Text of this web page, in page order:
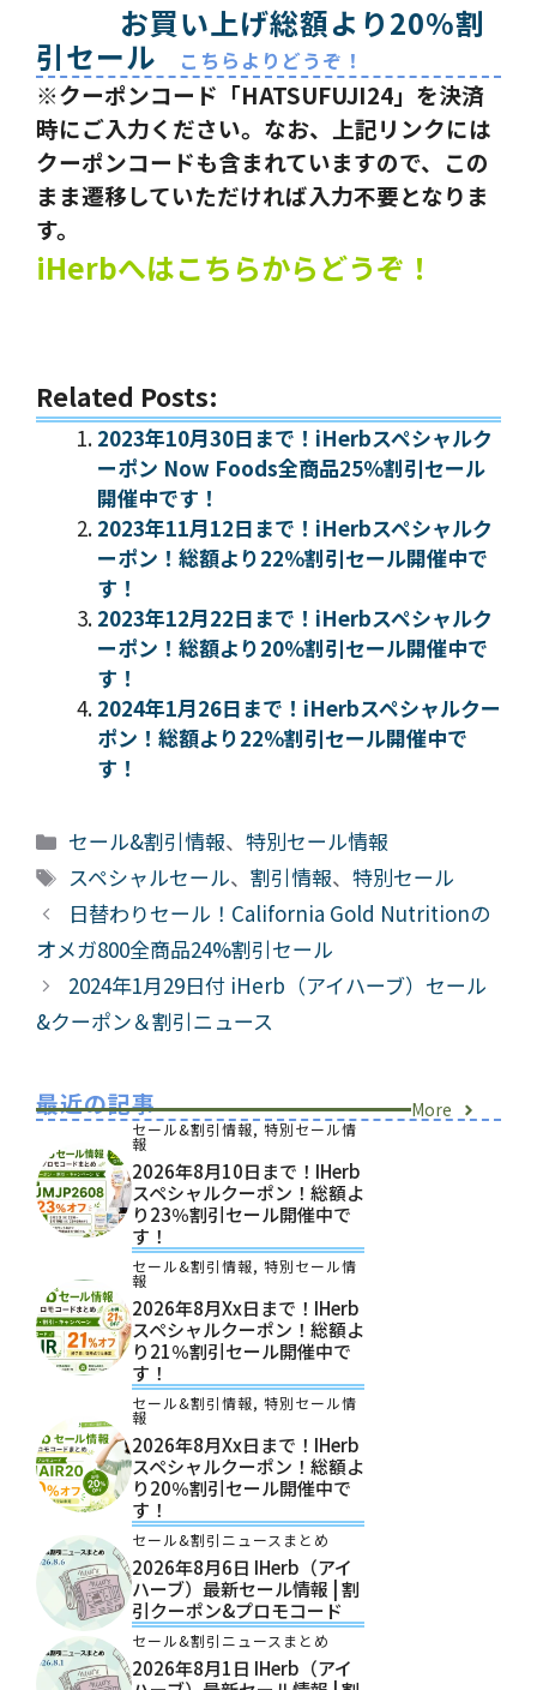
お買い上げ総額より20%割
引セール
こちらよりどうぞ！
※クーポンコード「HATSUFUJI24」を決済
時にご入力ください。なお、上記リンクには
クーポンコードも含まれていますので、この
まま遷移していただければ入力不要となりま
す。
iHerbへはこちらからどうぞ！
Related Posts:
2023年10月30日まで！iHerbスペシャルク
ーポン Now Foods全商品25％割引セール
開催中です！
2023年11月12日まで！iHerbスペシャルク
ーポン！総額より22％割引セール開催中で
す！
2023年12月22日まで！iHerbスペシャルク
ーポン！総額より20％割引セール開催中で
す！
2024年1月26日まで！iHerbスペシャルクー
ポン！総額より22％割引セール開催中で
す！
カ
テ
ゴ
リ
ー
セール&割引情報、特別セール情報
タ
グ
スペシャルセール、割引情報、特別セール
日替わりセール！California Gold Nutritionの
オメガ800全商品24%割引セール
2024年1月29日付 iHerb（アイハーブ）セール
&クーポン＆割引ニュース
最近の記事 More
セール&割引情報, 特別セール情
報
2026年8月10日まで！iHerb
スペシャルクーポン！総額よ
り23％割引セール開催中で
す！
セール&割引情報, 特別セール情
報
2026年8月xx日まで！iHerb
スペシャルクーポン！総額よ
り21％割引セール開催中で
す！
セール&割引情報, 特別セール情
報
2026年8月xx日まで！iHerb
スペシャルクーポン！総額よ
り20％割引セール開催中で
す！
セール&割引ニュースまとめ
2026年8月6日 IHerb（アイ
ハーブ）最新セール情報 | 割
引クーポン&プロモコード
セール&割引ニュースまとめ
2026年8月1日 IHerb（アイ